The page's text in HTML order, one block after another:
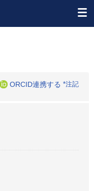
ORCID連携する *注記